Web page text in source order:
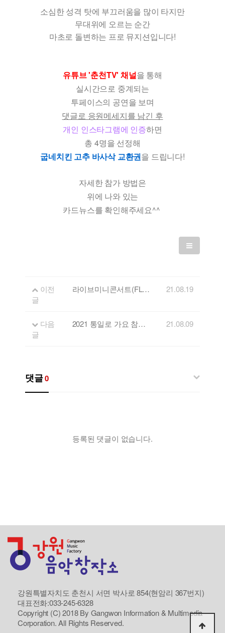
소심한 성격 탓에 부끄러움을 많이 타지만
무대위에 오르는 순간
마초로 돌변하는 프로 뮤지션입니다!
유튜브 '춘천TV' 채널을 통해
실시간으로 중계되는
투페이스의 공연을 보며
댓글로 응원메세지를 남긴 후
개인 인스타그램에 인증하면
총 4명을 선정해
굽네치킨 고추 바사삭 교환권을 드립니다!
자세한 참가 방법은
위에 나와 있는
카드뉴스를 확인해주세요^^
이전
글
라이브미니콘서트(FLL) 10회 출연자 - 그림하일드 21.08.19
다음
글
2021 통일로 가요 참가자 모집 안내 21.08.09
댓글0
등록된 댓글이 없습니다.
강원특별자치도 춘천시 서면 박사로 854(현암리 367번지)
대표전화:033-245-6328
Copyright (C) 2018 By Gangwon Information & Multimedia
Corporation. All Rights Reserved.